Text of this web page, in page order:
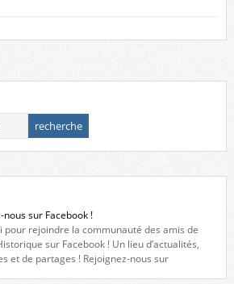
nous sur Facebook !
pour rejoindre la communauté des amis de
sur Facebook ! Un lieu d’actualités,
et de partages ! Rejoignez-nous sur